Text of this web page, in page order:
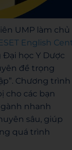
UMP làm chủ
English
học Y Dược
đề trọng
Chương trình
cho các bạn
nhanh
sâu, giúp
quá trình